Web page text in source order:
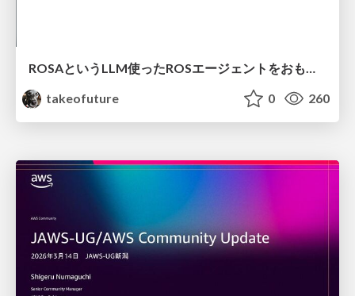
ROSAというLLM使ったROSエージェントをおもちゃに実装してみた話
takeofuture
0 260